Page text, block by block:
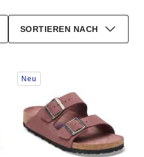
SORTIEREN NACH
Durch
Anklicken
Farben
werden
die
Produktbilder
aktualisiert.
Neu